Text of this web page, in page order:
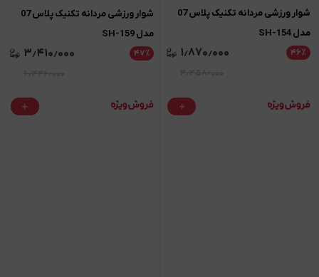
شوار ورزشی مردانه تکنیک پلاس 07
مدل SH-154
۴۶٪ ۱٫۸۷۰٫۰۰۰
شوار ورزشی مردانه تکنیک پلاس 07
مدل SH-159
۴۷٪ ۳٫۴۱۰٫۰۰۰